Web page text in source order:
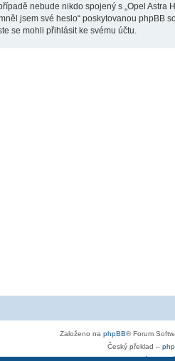
nebude nikdo spojený s „Opel
jsem své heslo“ poskytovanou
se mohli přihlásit ke svému účtu.
Založeno na phpBB® Forum
Český překlad –
Soukromí|